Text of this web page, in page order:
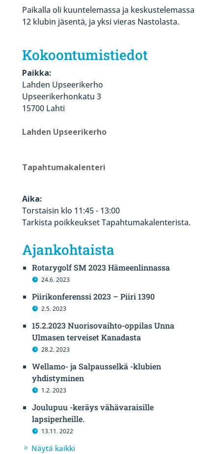
Paikalla oli kuuntelemassa ja keskustelemassa
12 klubin jäsentä, ja yksi vieras Nastolasta.
Kokoontumistiedot
Paikka:
Lahden Upseerikerho
Upseerikerhonkatu 3
15700 Lahti
Lahden Upseerikerho
Tapahtumakalenteri
Aika:
Torstaisin klo 11:45 - 13:00
Tarkista poikkeukset Tapahtumakalenterista.
Ajankohtaista
Rotarygolf SM 2023 Hämeenlinnassa
24.6. 2023
Piirikonferenssi 2023 – Piiri 1390
2.5. 2023
15.2.2023 Nuorisovaihto-oppilas Unna
Ulmasen terveiset Kanadasta
28.2. 2023
Wellamo- ja Salpausselkä -klubien
yhdistyminen
1.2. 2023
Joulupuu -keräys vähävaraisille
lapsiperheille.
13.11. 2022
Näytä kaikki